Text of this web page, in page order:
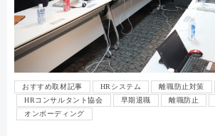
おすすめ取材記事 HRシステム 離職防止対策
HRコンサルタント協会
早期退職 離職防止
オンボーディング